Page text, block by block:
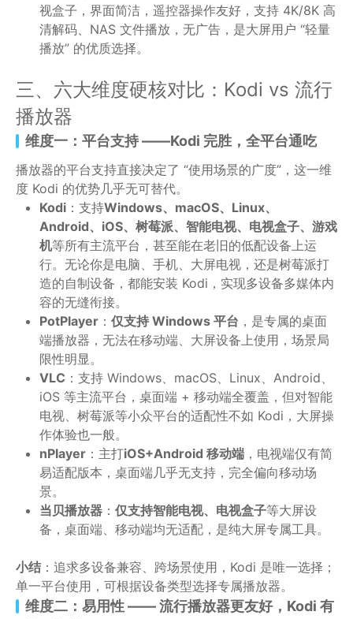
视盒子，界面简洁，遥控器操作友好，支持 4K/8K 高
清解码、NAS 文件播放，无广告，是大屏用户 “轻量
播放” 的优质选择。
三、六大维度硬核对比：Kodi vs 流行
播放器
维度一：平台支持 ——Kodi 完胜，全平台通吃
播放器的平台支持直接决定了 “使用场景的广度”，这一维
度 Kodi 的优势几乎无可替代。
Kodi ：支持Windows、macOS、Linux、
Android、iOS、树莓派、智能电视、电视盒子、游戏
机等所有主流平台，甚至能在老旧的低配设备上运
行。无论你是电脑、手机、大屏电视，还是树莓派打
造的自制设备，都能安装 Kodi，实现多设备多媒体内
容的无缝衔接。
PotPlayer ： 仅支持 Windows 平台 ，是专属的桌面
端播放器，无法在移动端、大屏设备上使用，场景局
限性明显。
VLC ：支持 Windows、macOS、Linux、Android、
iOS 等主流平台，桌面端 + 移动端全覆盖，但对智能
电视、树莓派等小众平台的适配性不如 Kodi，大屏操
作体验也一般。
nPlayer ：主打iOS+Android 移动端 ，电视端仅有简
易适配版本，桌面端几乎无支持，完全偏向移动场
景。
当贝播放器 ： 仅支持智能电视、电视盒子等大屏设
备，桌面端、移动端均无适配，是纯大屏专属工具。
小结：追求多设备兼容、跨场景使用，Kodi 是唯一选择；
单一平台使用，可根据设备类型选择专属播放器。
维度二：易用性 —— 流行播放器更友好，Kodi 有